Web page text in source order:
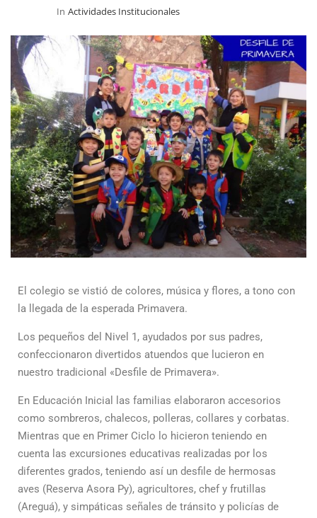
In Actividades Institucionales
El colegio se vistió de colores, música y flores, a tono con
la llegada de la esperada Primavera.
Los pequeños del Nivel 1, ayudados por sus padres,
confeccionaron divertidos atuendos que lucieron en
nuestro tradicional «Desfile de Primavera».
En Educación Inicial las familias elaboraron accesorios
como sombreros, chalecos, polleras, collares y corbatas.
Mientras que en Primer Ciclo lo hicieron teniendo en
cuenta las excursiones educativas realizadas por los
diferentes grados, teniendo así un desfile de hermosas
aves (Reserva Asora Py), agricultores, chef y frutillas
(Areguá), y simpáticas señales de tránsito y policías de